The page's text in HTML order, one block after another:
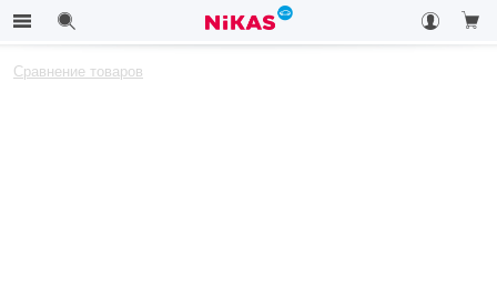
Сравнение товаров